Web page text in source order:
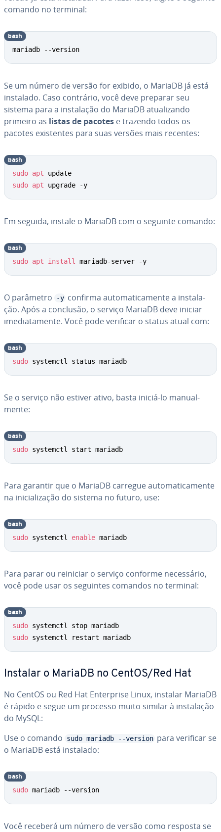
comando no terminal:
mariadb --version
bash
Se um número de versão for exibido, o MariaDB já está
instalado. Caso contrário, você deve preparar seu
sistema para a ins­ta­la­ção do MariaDB atu­a­li­zando
primeiro as listas de pacotes e trazendo todos os
pacotes exis­ten­tes para suas versões mais recentes:
sudo apt
sudo apt upgrade -y
bash
Em seguida, instale o MariaDB com o seguinte comando:
sudo apt install mariadb-server -y
bash
O parâmetro -y confirma au­to­ma­ti­ca­mente a ins­ta­la­
ção. Após a conclusão, o serviço MariaDB deve iniciar
ime­di­a­ta­mente. Você pode verificar o status atual com:
sudo systemctl status mariadb
bash
Se o serviço não estiver ativo, basta iniciá-lo ma­nu­al­
mente:
sudo systemctl start mariadb
bash
Para garantir que o MariaDB carregue au­to­ma­ti­ca­mente
na ini­ci­a­li­za­ção do sistema no futuro, use:
sudo systemctl enable mariadb
bash
Para parar ou reiniciar o serviço conforme ne­ces­sá­rio,
você pode usar os seguintes comandos no terminal:
sudo
sudo systemctl restart mariadb
bash
Instalar o MariaDB no CentOS/Red Hat
No CentOS ou Red Hat En­ter­prise Linux, instalar MariaDB
é rápido e segue um processo muito similar à ins­ta­la­ção
do MySQL:
Use o comando
sudo mariadb --version para verificar se
o MariaDB está instalado:
sudo mariadb --version
bash
Você receberá um número de versão como resposta se